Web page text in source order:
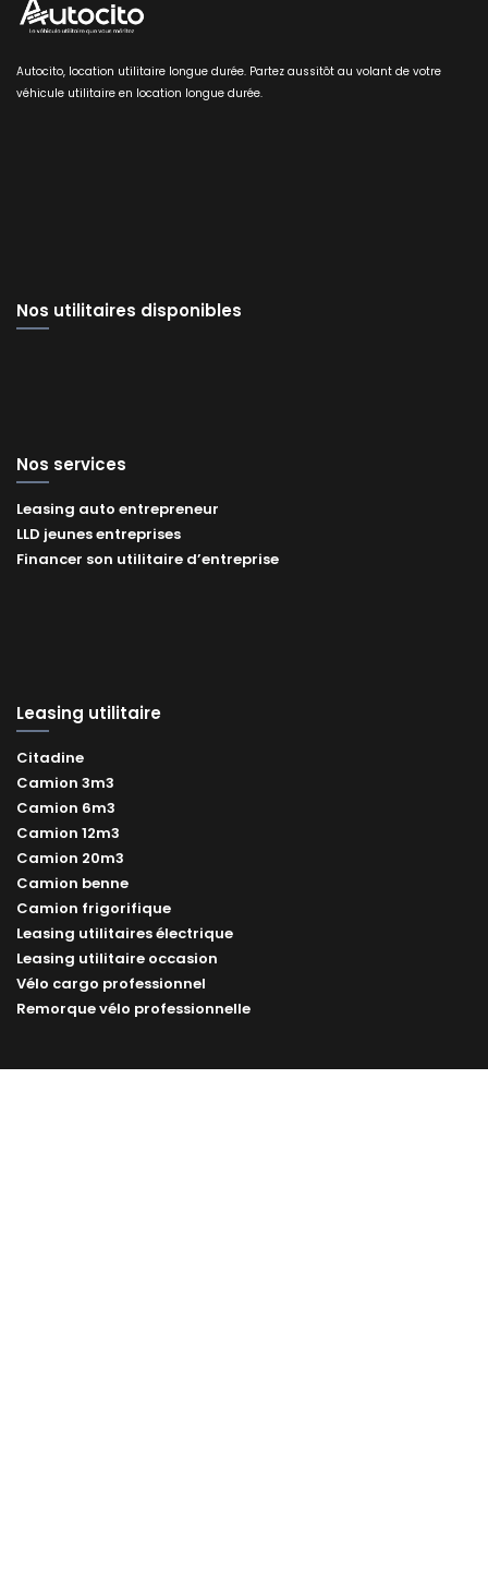
Autocito, location utilitaire longue durée. Partez aussitôt au volant de votre
véhicule utilitaire en location longue durée.
Nos utilitaires disponibles
Nos services
Leasing auto entrepreneur
LLD jeunes entreprises
Financer son utilitaire d’entreprise
Leasing utilitaire
Citadine
Camion 3m3
Camion 6m3
Camion 12m3
Camion 20m3
Camion benne
Camion frigorifique
Leasing utilitaires électrique
Leasing utilitaire occasion
Vélo cargo professionnel
Remorque vélo professionnelle